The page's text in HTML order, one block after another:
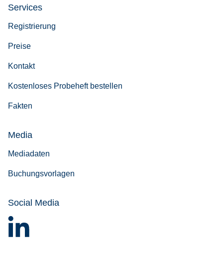
Ser­vices
Registrierung
Preise
Kontakt
Kostenloses Probeheft bestellen
Fakten
Me­dia
Mediadaten
Buchungsvorlagen
So­ci­al Me­dia